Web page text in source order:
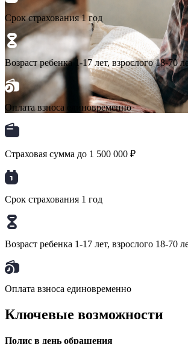
Срок страхования 1 год
Возраст ребенка 1-17 лет, взрослого 18-70
Оплата взноса единовременно
Страховая сумма до 1 500 000 ₽
Срок страхования 1 год
Возраст ребенка 1-17 лет, взрослого 18-70
Оплата взноса единовременно
Ключевые возможности
Полис в день обращения